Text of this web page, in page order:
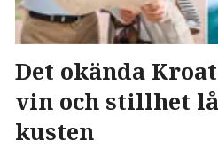
Det okända
vin och stillhet
kusten